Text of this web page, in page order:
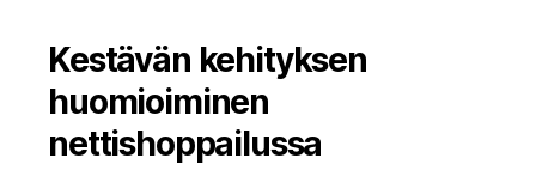
Kestävän kehityksen
huomioiminen
nettishoppailussa